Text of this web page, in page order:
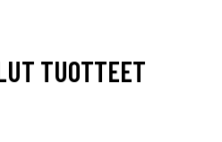
TUOTTEET